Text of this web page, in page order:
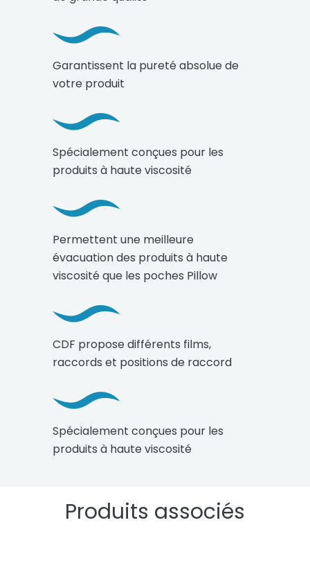
Garantissent la pureté absolue de
votre produit
Spécialement conçues pour les
produits à haute viscosité
Permettent une meilleure
évacuation des produits à haute
viscosité que les poches Pillow
CDF propose différents films,
raccords et positions de raccord
Spécialement conçues pour les
produits à haute viscosité
Produits associés